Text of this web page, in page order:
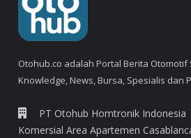
Otohub.co adalah Portal Berita Otomotif
Knowledge, News, Bursa, Spesialis dan
PT Otohub Homtronik Indonesia
Komersial Area Apartemen